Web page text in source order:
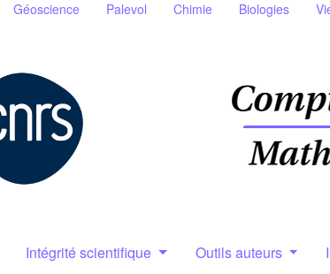
Géoscience Palevol Chimie Biologies
Intégrité scientifique Outils auteurs